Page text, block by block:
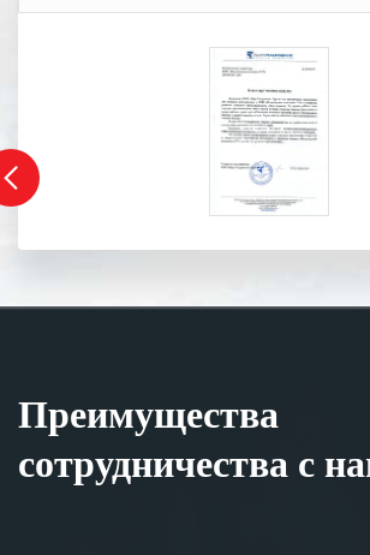
Преимущества
сотрудничества с